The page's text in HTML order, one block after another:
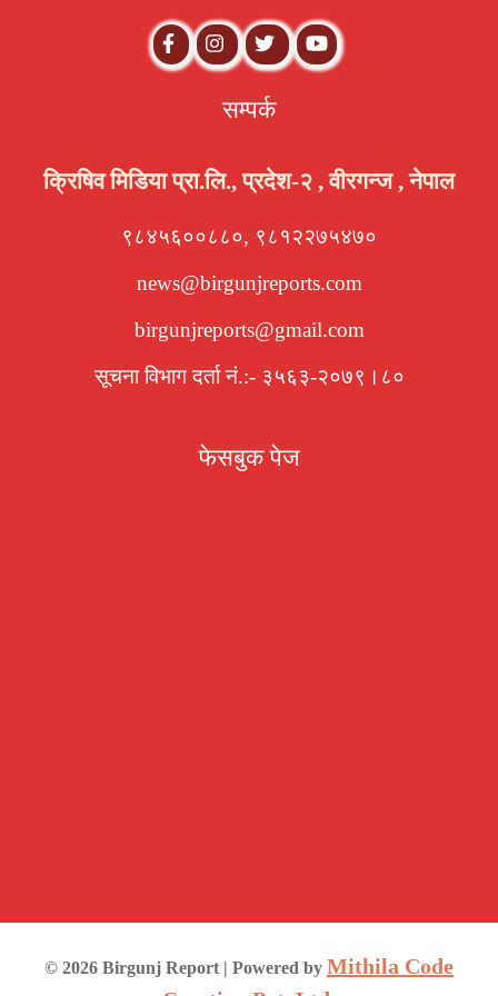
सम्पर्क
क्रिषिव मिडिया प्रा.लि., प्रदेश-२ , वीरगन्ज , नेपाल
९८४५६००८८०, ९८१२२७५४७०
news@birgunjreports.com
birgunjreports@gmail.com
सूचना विभाग दर्ता नं.:- ३५६३-२०७९।८०
फेसबुक पेज
© 2026 Birgunj Report | Powered by Mithila Code